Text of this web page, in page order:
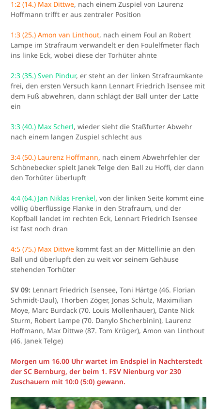
1:2 (14.) Max Dittwe, nach einem Zuspiel von Laurenz
Hoffmann trifft er aus zentraler Position
1:3 (25.) Amon van Linthout, nach einem Foul an Robert
Lampe im Strafraum verwandelt er den Foulelfmeter flach
ins linke Eck, wobei diese der Torhüter ahnte
2:3 (35.) Sven Pindur, er steht an der linken Strafraumkante
frei, den ersten Versuch kann Lennart Friedrich Isensee mit
dem Fuß abwehren, dann schlägt der Ball unter der Latte
ein
3:3 (40.) Max Scherl, wieder sieht die Staßfurter Abwehr
nach einem langen Zuspiel schlecht aus
3:4 (50.) Laurenz Hoffmann, nach einem Abwehrfehler der
Schönebecker spielt Janek Telge den Ball zu Hoffi, der dann
den Torhüter überlupft
4:4 (64.) Jan Niklas Frenkel, von der linken Seite kommt eine
völlig überflüssige Flanke in den Strafraum, und der
Kopfball landet im rechten Eck, Lennart Friedrich Isensee
ist fast noch dran
4:5 (75.) Max Dittwe kommt fast an der Mittellinie an den
Ball und überlupft den zu weit vor seinem Gehäuse
stehenden Torhüter
SV 09: Lennart Friedrich Isensee, Toni Härtge (46. Florian
Schmidt-Daul), Thorben Zöger, Jonas Schulz, Maximilian
Moye, Marc Burdack (70. Louis Mollenhauer), Dante Nick
Sturm, Robert Lampe (70. Danylo Shcherbinin), Laurenz
Hoffmann, Max Dittwe (87. Tom Krüger), Amon van Linthout
(46. Janek Telge)
Morgen um 16.00 Uhr wartet im Endspiel in Nachterstedt
der SC Bernburg, der beim 1. FSV Nienburg vor 230
Zuschauern mit 10:0 (5:0) gewann.